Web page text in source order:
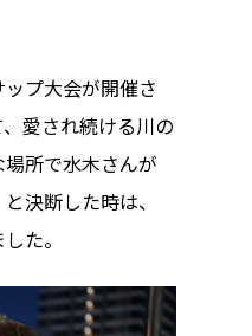
プ大会が開催さ
愛され続ける川の
所で水木さんが
決断した時は、
た。